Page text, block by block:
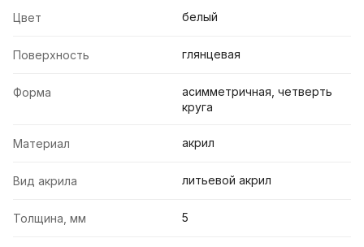
Цвет белый
Поверхность глянцевая
Форма
асимметричная, четверть
круга
Материал акрил
Вид акрила литьевой акрил
Толщина, мм 5